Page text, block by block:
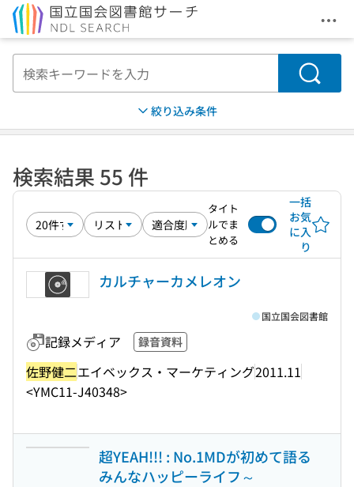
メ
検索
絞り込み条件
検索結果 55 件
タイト
ルでま
とめる
一括
お気
に入
り
カルチャーカメレオン
記録メディア 録音資料
佐野健二エイベックス・マーケティング2011.11
<YMC11-J40348>
国立国会図書館
超YEAH!!! : No.1MDが初めて語る
みんなハッピーライフ～